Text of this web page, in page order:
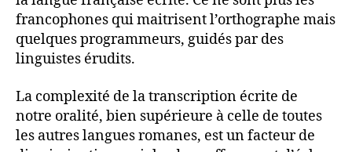
francophones qui maitrisent l’orthographe mais
quelques programmeurs, guidés par des
linguistes érudits.
La complexité de la transcription écrite de
notre oralité, bien supérieure à celle de toutes
les autres langues romanes, est un facteur de